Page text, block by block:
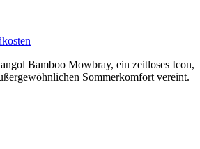
Bamboo Mowbray, ein zeitloses Icon,
Sommerkomfort vereint.